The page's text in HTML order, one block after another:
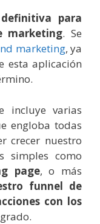
para
marketing. Se
marketing, ya
esta aplicación
incluye varias
engloba todas
crecer nuestro
simples como
page, o más
funnel de
con los